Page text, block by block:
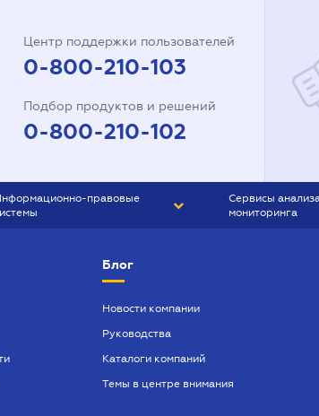
Центр поддержки пользователей
0-800-210-103
Подбор продуктов и решений
0-800-210-102
правовые
БУХГАЛТЕР ПРОФ
ЮРИСТ ПРОФ
Сервисы
мониторинга
Блог
Новости компании
Руководства
Каталоги компаний
Темы в центре внимания